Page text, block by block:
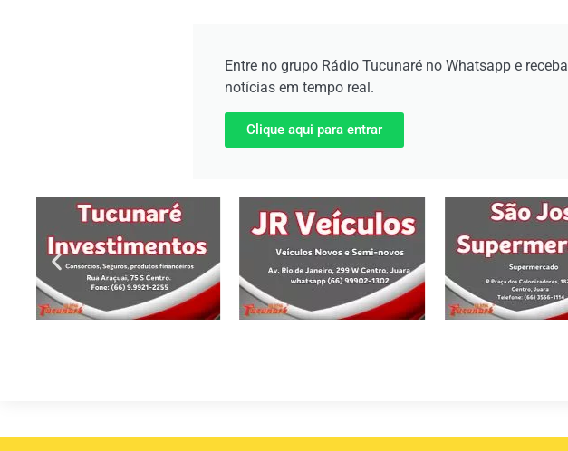
Entre no grupo Rádio Tucunaré no Whatsapp e receba
notícias em tempo real.
Clique aqui para entrar